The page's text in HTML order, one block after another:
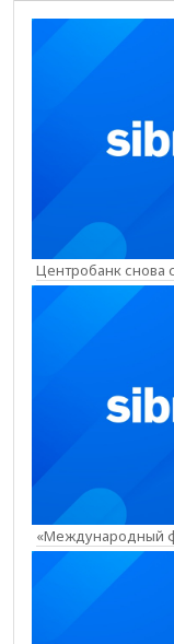
Центробанк снова
«Международный